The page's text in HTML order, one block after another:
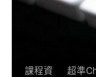
課程資
超準